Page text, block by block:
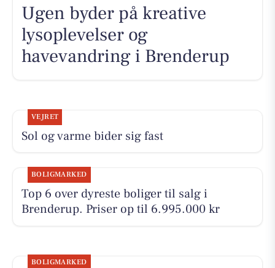
Ugen byder på kreative
lysoplevelser og
havevandring i Brenderup
VEJRET
Sol og varme bider sig fast
BOLIGMARKED
Top 6 over dyreste boliger til salg i
Brenderup. Priser op til 6.995.000 kr
BOLIGMARKED